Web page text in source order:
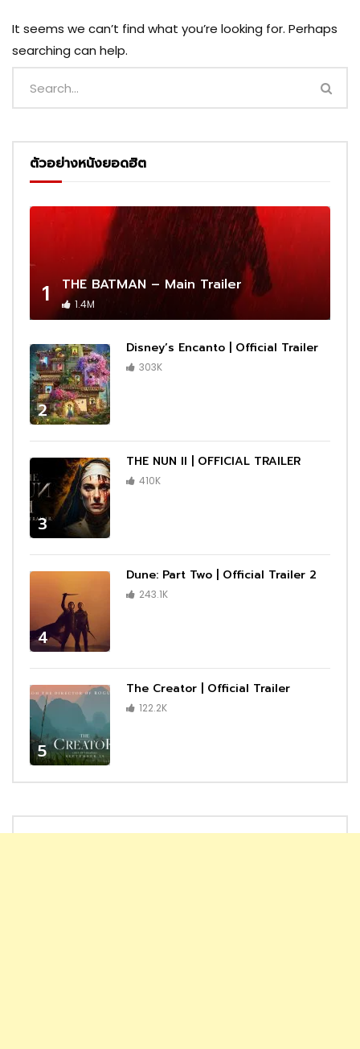
It seems we can’t find what you’re looking for. Perhaps
searching can help.
ตัวอย่างหนังยอดฮิต
1 THE BATMAN – Main Trailer
1.4M
2
Disney’s Encanto | Official Trailer
303K
3
THE NUN II | OFFICIAL TRAILER
410K
4
Dune: Part Two | Official Trailer 2
243.1K
5
The Creator | Official Trailer
122.2K